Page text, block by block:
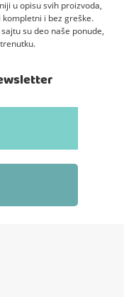
u opisu svih proizvoda,
i bez greške.
su deo naše ponude,